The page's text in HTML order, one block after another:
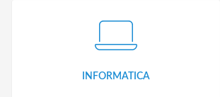
INFORMATICA